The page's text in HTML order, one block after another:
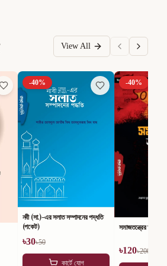
View All
-40%
নবী (সা.)-এর সলাত সম্পাদনের পদ্ধতি
(পকেট)
৳30৳50
কার্টে যোগ
-40%
সমাজতন্ত্রের অসারতা
৳120৳200